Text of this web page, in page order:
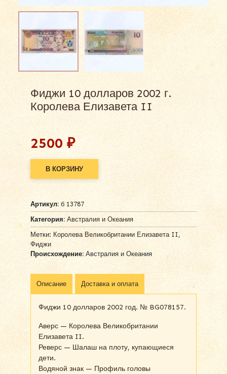
Фиджи 10 долларов 2002 г.
Королева Елизавета II
2500₽
В КОРЗИНУ
Alternative:
Артикул:б 13787
Категория: Австралия и Океания
Метки:Королева Великобритании Елизавета II,
Фиджи
Происхождение:Австралия и Океания
Описание Доставка и оплата
Фиджи 10 долларов 2002 год. № BG078157.
Аверс — Королева Великобритании
Елизавета II.
Реверс — Шалаш на плоту, купающиеся
дети.
Водяной знак — Профиль головы